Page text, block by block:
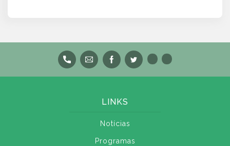
LINKS
Notícias
Programas